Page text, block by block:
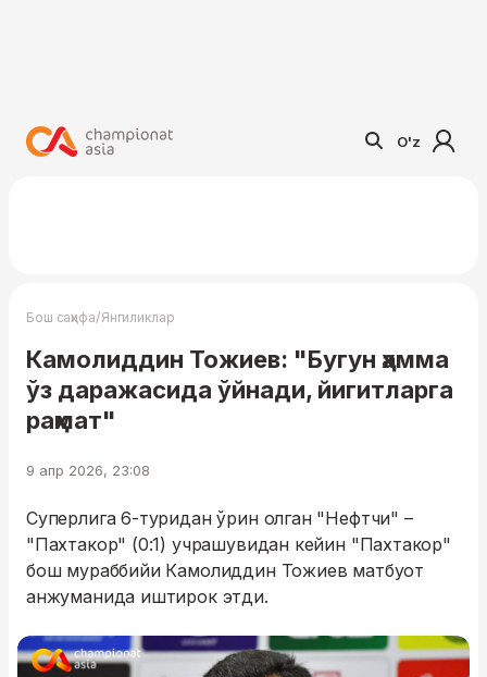
O'z
Бош саҳифа/Янгиликлар
Камолиддин Тожиев: "Бугун ҳамма
ўз даражасида ўйнади, йигитларга
раҳмат"
9 апр 2026, 23:08
Суперлига 6-туридан ўрин олган "Нефтчи" –
"Пахтакор" (0:1) учрашувидан кейин "Пахтакор"
бош мураббийи Камолиддин Тожиев матбуот
анжуманида иштирок этди.